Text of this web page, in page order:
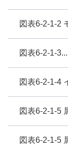
図表6-2-1-2
図表6-2-1-3...
図表6-2-1-4
図表6-2-1-5
図表6-2-1-5